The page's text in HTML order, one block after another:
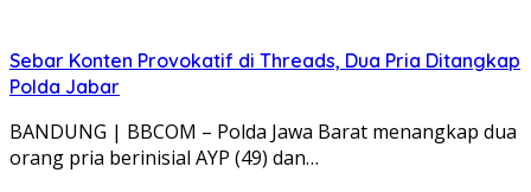
Sebar Konten Provokatif di Threads, Dua Pria Ditangkap
Polda Jabar
BANDUNG | BBCOM – Polda Jawa Barat menangkap dua
orang pria berinisial AYP (49) dan…